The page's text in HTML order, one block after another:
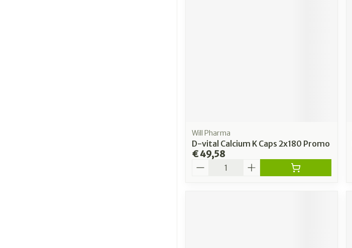
Will Pharma
D-vital Calcium K Caps 2x180 Promo
€ 49,58